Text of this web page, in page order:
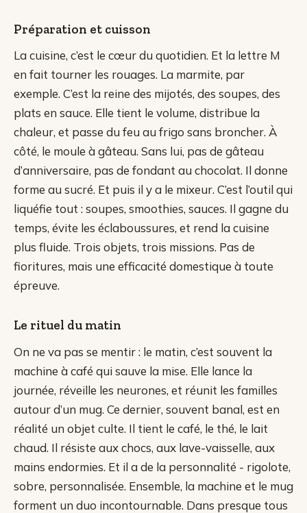
Préparation et cuisson
La cuisine, c’est le cœur du quotidien. Et la lettre M
en fait tourner les rouages. La marmite, par
exemple. C’est la reine des mijotés, des soupes, des
plats en sauce. Elle tient le volume, distribue la
chaleur, et passe du feu au frigo sans broncher. À
côté, le moule à gâteau. Sans lui, pas de gâteau
d’anniversaire, pas de fondant au chocolat. Il donne
forme au sucré. Et puis il y a le mixeur. C’est l’outil qui
liquéfie tout : soupes, smoothies, sauces. Il gagne du
temps, évite les éclaboussures, et rend la cuisine
plus fluide. Trois objets, trois missions. Pas de
fioritures, mais une efficacité domestique à toute
épreuve.
Le rituel du matin
On ne va pas se mentir : le matin, c’est souvent la
machine à café qui sauve la mise. Elle lance la
journée, réveille les neurones, et réunit les familles
autour d’un mug. Ce dernier, souvent banal, est en
réalité un objet culte. Il tient le café, le thé, le lait
chaud. Il résiste aux chocs, aux lave-vaisselle, aux
mains endormies. Et il a de la personnalité - rigolote,
sobre, personnalisée. Ensemble, la machine et le mug
forment un duo incontournable. Dans presque tous